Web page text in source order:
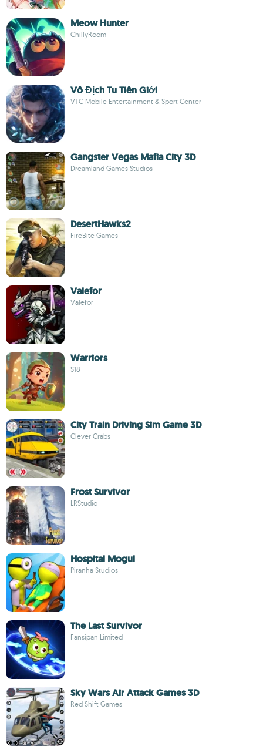
Meow Hunter
ChillyRoom
Vô Địch Tu Tiên Giới
VTC Mobile Entertainment & Sport Center
Gangster Vegas Mafia City 3D
Dreamland Games Studios
DesertHawks2
FireBite Games
Valefor
Valefor
Warriors
S18
City Train Driving Sim Game 3D
Clever Crabs
Frost Survivor
LRStudio
Hospital Mogul
Piranha Studios
The Last Survivor
Fansipan Limited
Sky Wars Air Attack Games 3D
Red Shift Games